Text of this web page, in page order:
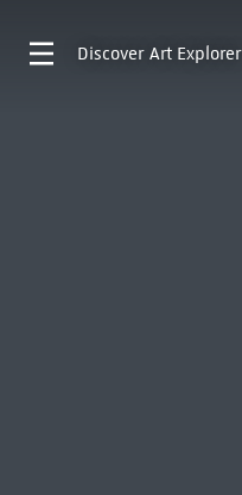
Discover Art Explorer